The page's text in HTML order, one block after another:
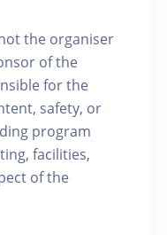
the organiser
of the
for the
safety, or
program
facilities,
of the